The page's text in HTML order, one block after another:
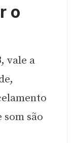
o
, vale a
são